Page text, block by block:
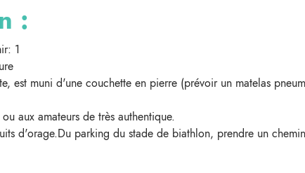
:
1
est muni d'une couchette en pierre (prévoir un matelas
aux amateurs de très authentique.
d'orage.Du parking du stade de biathlon, prendre un